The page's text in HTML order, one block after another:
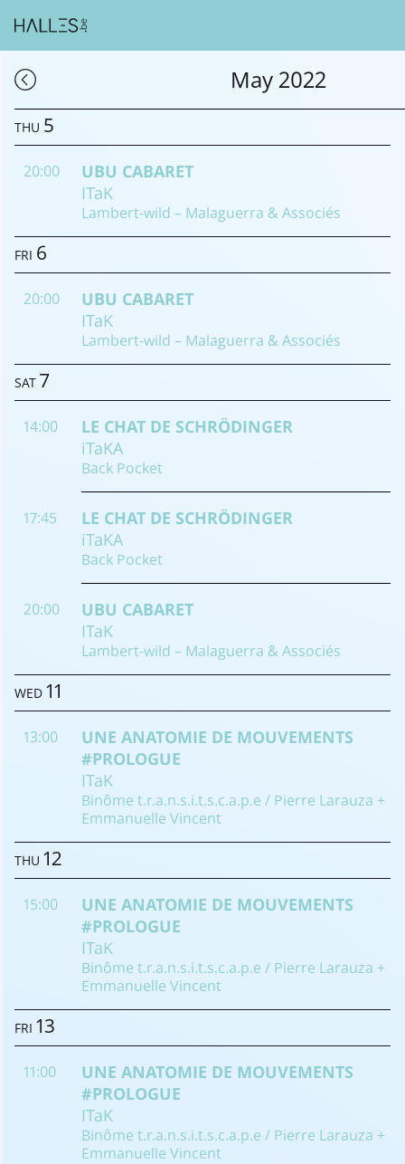
May 2022
THU 5
20:00
UBU CABARET
ITaK
Lambert-wild – Malaguerra & Associés
FRI 6
20:00
UBU CABARET
ITaK
Lambert-wild – Malaguerra & Associés
SAT 7
14:00
LE CHAT DE SCHRÖDINGER
iTaKA
Back Pocket
17:45
LE CHAT DE SCHRÖDINGER
iTaKA
Back Pocket
20:00
UBU CABARET
ITaK
Lambert-wild – Malaguerra & Associés
WED 11
13:00
UNE ANATOMIE DE MOUVEMENTS
#PROLOGUE
ITaK
Binôme t.r.a.n.s.i.t.s.c.a.p.e / Pierre Larauza +
Emmanuelle Vincent
THU 12
15:00
UNE ANATOMIE DE MOUVEMENTS
#PROLOGUE
ITaK
Binôme t.r.a.n.s.i.t.s.c.a.p.e / Pierre Larauza +
Emmanuelle Vincent
FRI 13
11:00
UNE ANATOMIE DE MOUVEMENTS
#PROLOGUE
ITaK
Binôme t.r.a.n.s.i.t.s.c.a.p.e / Pierre Larauza +
Emmanuelle Vincent